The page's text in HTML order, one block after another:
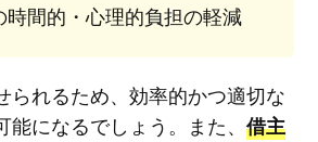
時間的・心理的負担の軽減
られるため、効率的かつ適切な
になるでしょう。また、 借主